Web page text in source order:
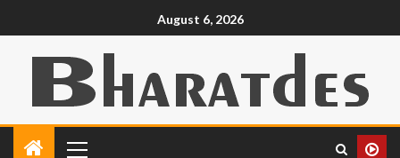
August 6, 2026